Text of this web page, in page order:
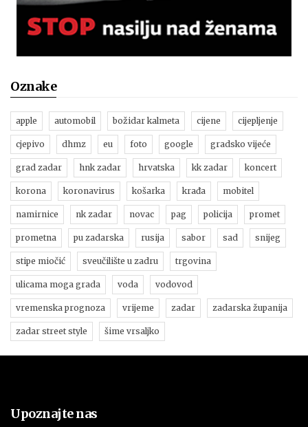
Oznake
apple automobil božidar kalmeta cijene cijepljenje
cjepivo dhmz eu foto google gradsko vijeće
grad zadar hnk zadar hrvatska kk zadar koncert
korona koronavirus košarka krađa mobitel
namirnice nk zadar novac pag policija promet
prometna pu zadarska rusija sabor sad snijeg
stipe miočić sveučilište u zadru trgovina
ulicama moga grada voda vodovod
vremenska prognoza vrijeme zadar zadarska županija
zadar street style šime vrsaljko
Upoznajte nas